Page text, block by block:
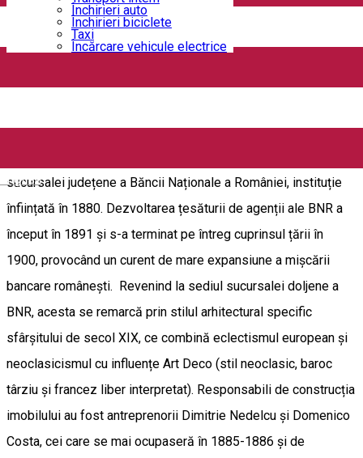
English
Închirieri auto
Închirieri biciclete
Taxi
Încărcare vehicule electrice
un monument istoric de arhitectură de interes local, situat în
centrul municipiului Craiova, pe Calea Unirii, nr. 6 (capătul
Imobilul, ce datează de la sfârșitul secolului al XIX-lea (1887
sucursalei județene a Băncii Naționale a României, instituție
înființată în 1880. Dezvoltarea țesăturii de agenții ale BNR a
început în 1891 și s-a terminat pe întreg cuprinsul țării în
1900, provocând un curent de mare expansiune a mișcării
bancare românești. Revenind la sediul sucursalei doljene a
BNR, acesta se remarcă prin stilul arhitectural specific
sfârșitului de secol XIX, ce combină eclectismul european și
neoclasicismul cu influențe Art Deco (stil neoclasic, baroc
târziu și francez liber interpretat). Responsabili de construcția
imobilului au fost antreprenorii Dimitrie Nedelcu și Domenico
Costa, cei care se mai ocupaseră în 1885-1886 și de